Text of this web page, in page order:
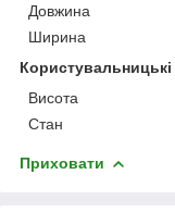
Довжина
Ширина
Висота
Стан
Приховати